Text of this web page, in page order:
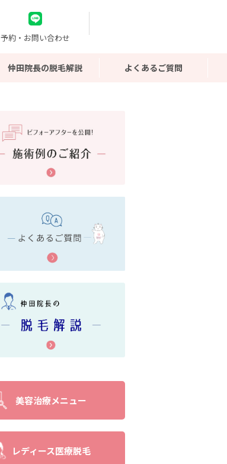
予約・お問い合わせ
仲田院長の脱毛解説 よくあるご質問
美容治療メニュー
レディース医療脱毛